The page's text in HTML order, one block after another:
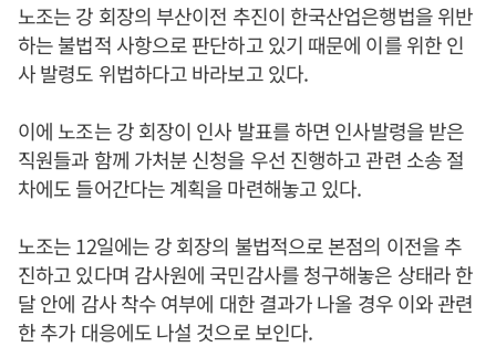
노조는 강 회장의 부산이전 추진이 한국산업은행법을 위반
하는 불법적 사항으로 판단하고 있기 때문에 이를 위한 인
사 발령도 위법하다고 바라보고 있다.
이에 노조는 강 회장이 인사 발표를 하면 인사발령을 받은
직원들과 함께 가처분 신청을 우선 진행하고 관련 소송 절
차에도 들어간다는 계획을 마련해놓고 있다.
노조는 12일에는 강 회장의 불법적으로 본점의 이전을 추
진하고 있다며 감사원에 국민감사를 청구해놓은 상태라 한
달 안에 감사 착수 여부에 대한 결과가 나올 경우 이와 관련
한 추가 대응에도 나설 것으로 보인다.